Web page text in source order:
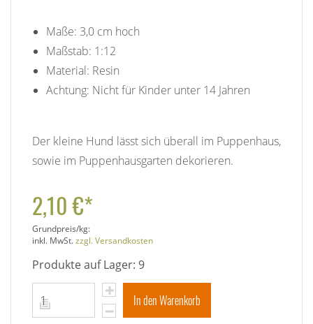
Maße: 3,0 cm hoch
Maßstab: 1:12
Material: Resin
Achtung: Nicht für Kinder unter 14 Jahren
Der kleine Hund lässt sich überall im Puppenhaus,
sowie im Puppenhausgarten dekorieren.
2,10 €*
Grundpreis/kg:
inkl. MwSt.zzgl. Versandkosten
Produkte auf Lager: 9
In den Warenkorb